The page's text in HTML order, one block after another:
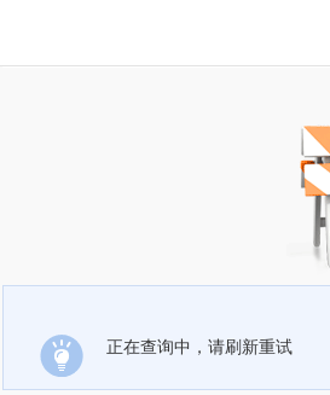
正在查询中，请刷新重试